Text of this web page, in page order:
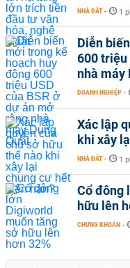
NHÀ ĐẤT - 1
Diễn
600 triệu
nhà máy
DOANH NGHIỆP -
Xác lập
khi xây
NHÀ ĐẤT - 1
Cổ đông
hữu lên
CHỨNG KHOÁN -